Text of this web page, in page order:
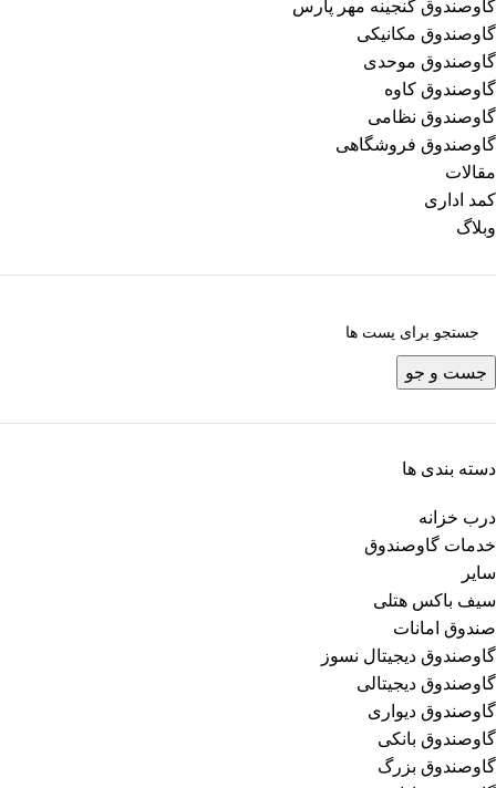
گاوصندوق گنجینه مهر پارس
گاوصندوق مکانیکی
گاوصندوق موحدی
گاوصندوق کاوه
گاوصندوق نظامی
گاوصندوق فروشگاهی
مقالات
کمد اداری
وبلاگ
جست و جو
دسته بندی ها
درب خزانه
خدمات گاوصندوق
سایر
سیف باکس هتلی
صندوق امانات
گاوصندوق دیجیتال نسوز
گاوصندوق دیجیتالی
گاوصندوق دیواری
گاوصندوق بانکی
گاوصندوق بزرگ